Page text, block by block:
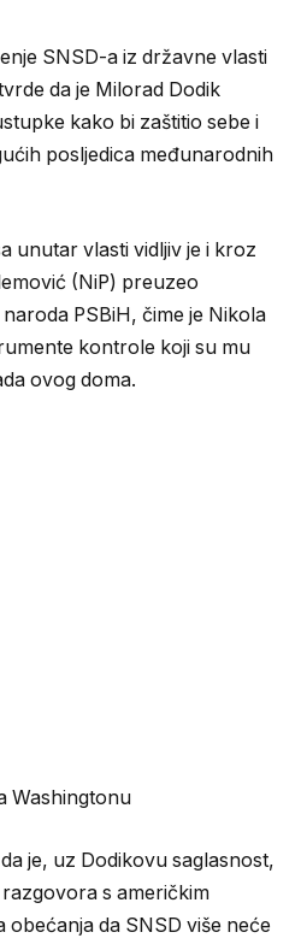
SNSD-a iz državne vlasti
da je Milorad Dodik
kako bi zaštitio sebe i
posljedica međunarodnih
unutar vlasti vidljiv je i kroz
(NiP) preuzeo
PSBiH, čime je Nikola
kontrole koji su mu
ovog doma.
Washingtonu
je, uz Dodikovu saglasnost,
s američkim
obećanja da SNSD više neće